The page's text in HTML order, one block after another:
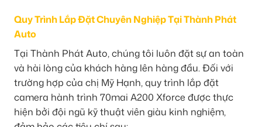
Quy Trình Lắp Đặt Chuyên Nghiệp Tại Thành Phát
Auto
Tại Thành Phát Auto, chúng tôi luôn đặt sự an toàn
và hài lòng của khách hàng lên hàng đầu. Đối với
trường hợp của chị Mỹ Hạnh, quy trình lắp đặt
camera hành trình 70mai A200 Xforce được thực
hiện bởi đội ngũ kỹ thuật viên giàu kinh nghiệm,